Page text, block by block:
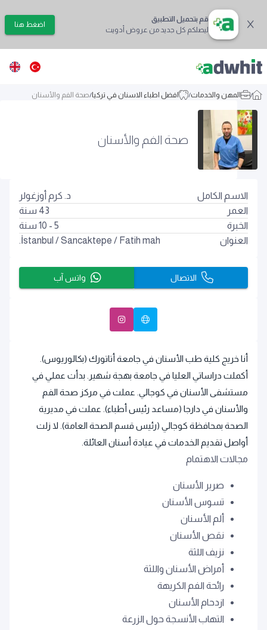
قم بتحميل التطبيق
ليصلكم كل جديد من عروض أدويت
اضغط هنا
/ المهن والخدمات/ افضل اطباء الاسنان في تركيا/صحة الفم والأسنان
صحة الفم والأسنان
أنا خريج كلية طب الأسنان في جامعة أتاتورك (بكالوريوس).
أكملت دراساتي العليا في جامعة بهجة شهير. بدأت عملي في
مستشفى الأسنان في كوجالي. عملت في مركز صحة الفم
والأسنان في دارجا (مساعد رئيس أطباء). عملت في مديرية
الصحة بمحافظة كوجالي (رئيس قسم الصحة العامة). لا زلت
أواصل تقديم الخدمات في عيادة أسنان العائلة.
مجالات الاهتمام
صرير الأسنان
تسوس الأسنان
ألم الأسنان
نقص الأسنان
نزيف اللثة
أمراض الأسنان واللثة
رائحة الفم الكريهة
ازدحام الأسنان
التهاب الأنسجة حول الزرعة
الاسم الكامل
د. كرم أوزغولر
العمر
43 سنة
الخبرة
5 - 10 سنة
العنوان
İstanbul /Sancaktepe / Fatih mah.
الاتصال واتس آب